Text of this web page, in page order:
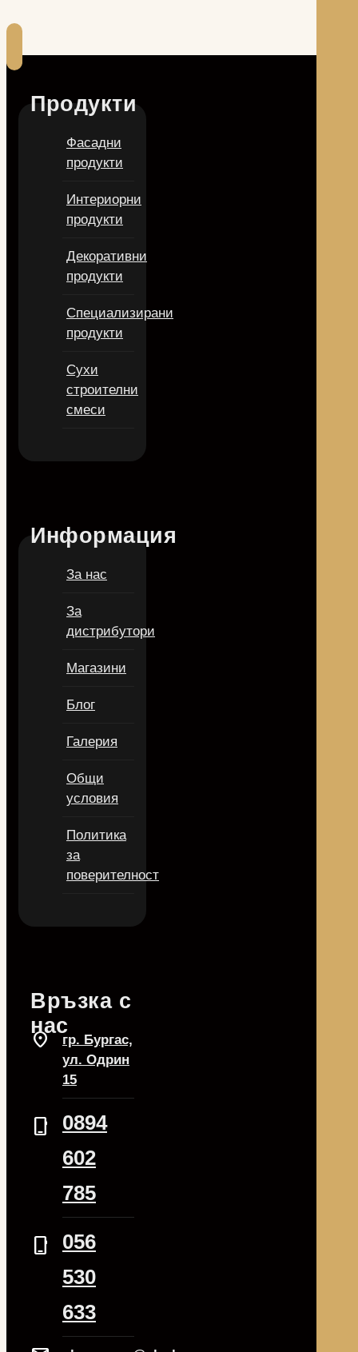
Продукти
Фасадни
продукти
Интериорни
продукти
Декоративни
продукти
Специализирани
продукти
Сухи
строителни
смеси
Информация
За нас
За
дистрибутори
Магазини
Блог
Галерия
Общи
условия
Политика
за
поверителност
Връзка с
нас
location_on
гр. Бургас,
ул. Одрин
15
phone_iphone
0894
602
785
phone_iphone
056
530
633